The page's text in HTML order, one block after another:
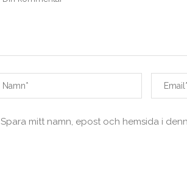
Spara mitt namn, epost och hemsida i